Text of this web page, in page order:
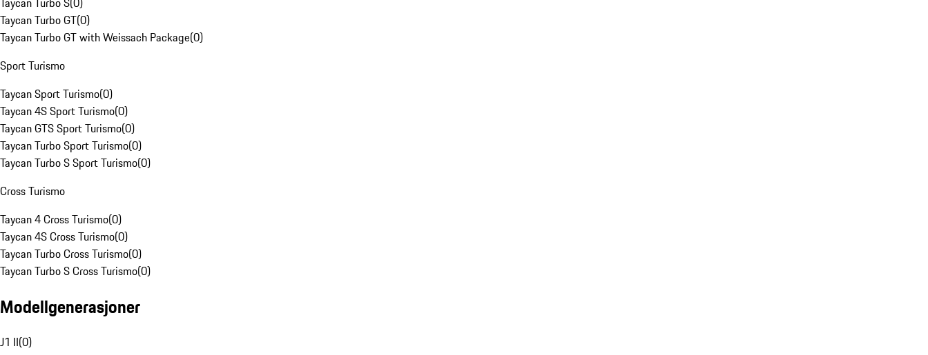
Taycan Turbo GT(0)
Taycan Turbo GT with Weissach Package(0)
Sport Turismo
Taycan Sport Turismo(0)
Taycan 4S Sport Turismo(0)
Taycan GTS Sport Turismo(0)
Taycan Turbo Sport Turismo(0)
Taycan Turbo S Sport Turismo(0)
Cross Turismo
Taycan 4 Cross Turismo(0)
Taycan 4S Cross Turismo(0)
Taycan Turbo Cross Turismo(0)
Taycan Turbo S Cross Turismo(0)
Modellgenerasjoner
J1 II(0)